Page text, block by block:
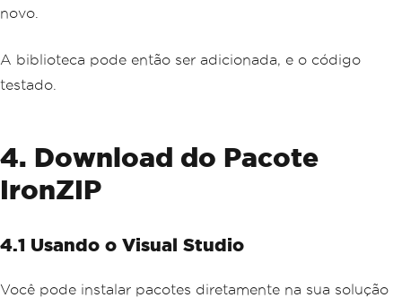
novo.
A biblioteca pode então ser adicionada, e o código
testado.
4. Download do Pacote
IronZIP
4.1 Usando o Visual Studio
Você pode instalar pacotes diretamente na sua solução